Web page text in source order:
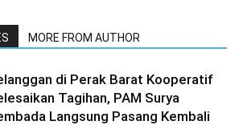
MORE FROM AUTHOR
di Perak Barat Kooperatif
Tagihan, PAM Surya
Langsung Pasang Kembali